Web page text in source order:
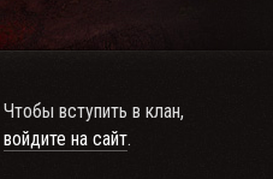
Чтобы вступить в клан,
войдите на сайт.